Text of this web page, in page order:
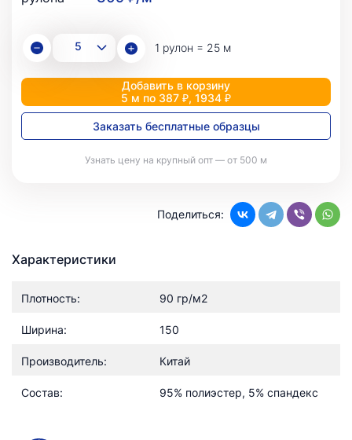
1 рулон = 25 м
Добавить в корзину
5 м по 387 ₽, 1934 ₽
Заказать бесплатные образцы
Узнать цену на крупный опт — от 500 м
Поделиться:
Характеристики
Плотность: 90 гр/м2
Ширина: 150
Производитель: Китай
Состав: 95% полиэстер, 5% спандекс